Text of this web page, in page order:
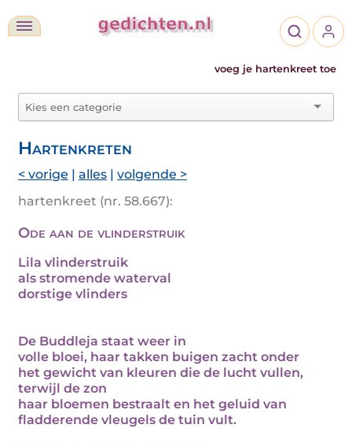
voeg je hartenkreet toe
Hartenkreten
< vorige | alles | volgende >
hartenkreet (nr. 58.667):
Ode aan de vlinderstruik
Lila vlinderstruik
als stromende waterval
dorstige vlinders
De Buddleja staat weer in
volle bloei, haar takken buigen zacht onder
het gewicht van kleuren die de lucht vullen,
terwijl de zon
haar bloemen bestraalt en het geluid van
fladderende vleugels de tuin vult.